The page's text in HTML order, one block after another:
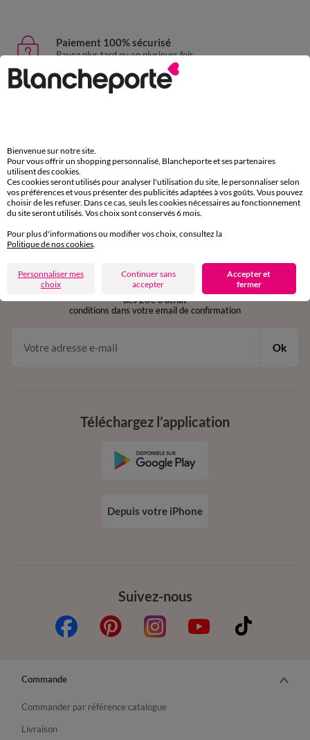
Paiement 100% sécurisé
Payez plus tard ou en plusieurs fois
Livraison express
sous 30 jours avec Mondial Relay uniquement
Service clients
par chat et par téléphone
de 8h00 à 20h00 du lundi au samedi
en vous inscrivant à la newsletter
dès 20€ d’achat
conditions dans votre email de confirmation
Ok
Suivez-nous
Téléchargez l’application
Depuis votre iPhone
Commande
Commander par référence catalogue
Livraison
Bienvenue sur notre site.
Pour vous offrir un shopping personnalisé, Blancheporte et ses partenaires
utilisent des cookies.
Ces cookies seront utilisés pour analyser l'utilisation du site, le personnaliser selon
vos préférences et vous présenter des publicités adaptées à vos goûts. Vous pouvez
choisir de les refuser. Dans ce cas, seuls les cookies nécessaires au fonctionnement
du site seront utilisés. Vos choix sont conservés 6 mois.
Pour plus d'informations ou modifier vos choix, consultez la
Politique de nos cookies.
Personnaliser mes
choix
Continuer sans
accepter
Accepter et
fermer